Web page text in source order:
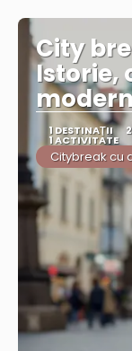
City
Istorie,
1 DESTINAŢII
1 ACTIVITATE
Citybreak cu